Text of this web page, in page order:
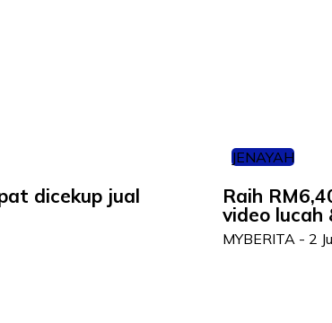
dicekup jual
JENAYAH
Raih
video lucah
MYBERITA - 2